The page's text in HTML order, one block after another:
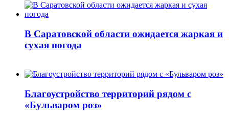
В Саратовской области ожидается жаркая и
сухая погода
Благоустройство территорий рядом с
«Бульваром роз»